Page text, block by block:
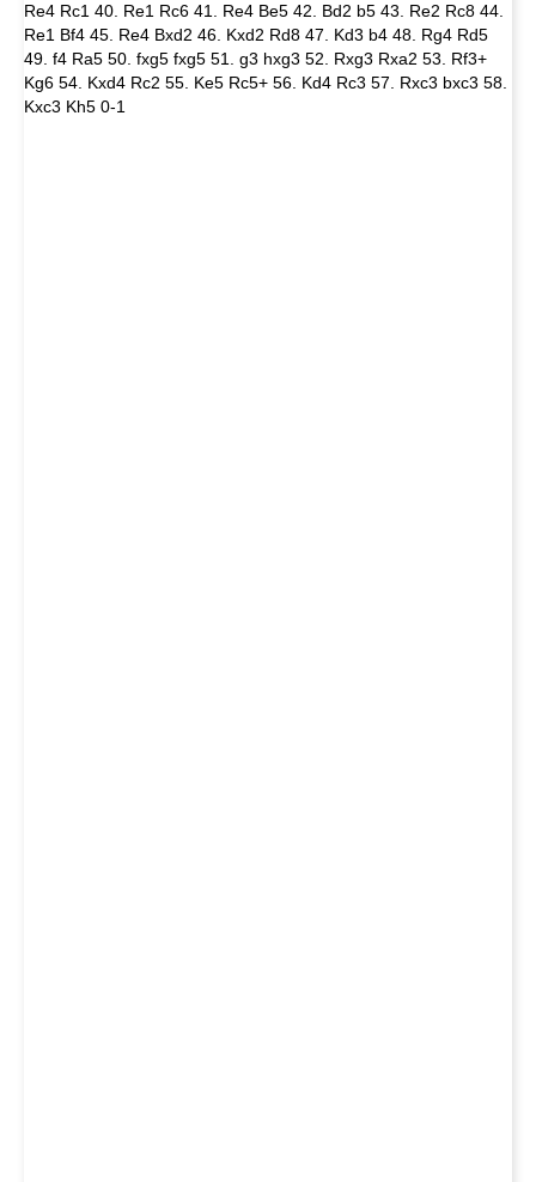
Re4 Rc1 40. Re1 Rc6 41. Re4 Be5 42. Bd2 b5 43. Re2 Rc8 44.
Re1 Bf4 45. Re4 Bxd2 46. Kxd2 Rd8 47. Kd3 b4 48. Rg4 Rd5
49. f4 Ra5 50. fxg5 fxg5 51. g3 hxg3 52. Rxg3 Rxa2 53. Rf3+
Kg6 54. Kxd4 Rc2 55. Ke5 Rc5+ 56. Kd4 Rc3 57. Rxc3 bxc3 58.
Kxc3 Kh5 0-1